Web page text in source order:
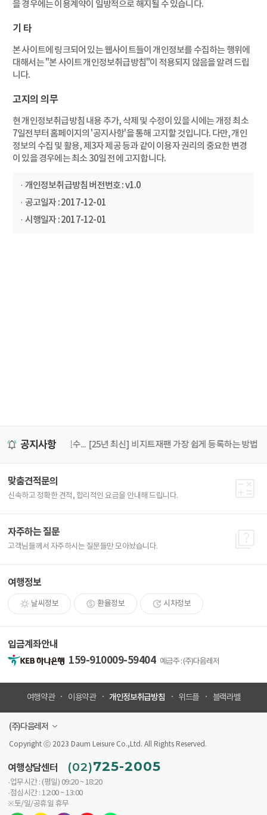
공지사항 [25년 최신] 비지트재팬 가장 쉽게 등록하는 방법
맞춤견적문의
신속하고 정확한 견적, 합리적인 요금을 안내해 드립니다.
자주하는 질문
고객님들께서 자주하시는 질문들만 모아놨습니다.
여행정보
날씨정보 환율정보 시차정보
입금계좌안내
159-910009-59404 예금주 : (주)다음레저
여행약관 이용약관 개인정보취급방침 위드플 블랙라벨
(주)다음레저
Copyright ⓒ 2023 Daum Leisure Co.,Ltd. All Rights Reserved.
여행상담센터 (02)725-2005
·업무시간 : (평일) 09:20 ~ 18:20
·점심시간 : 12:00 ~ 13:00
※토/일/공휴일 휴무